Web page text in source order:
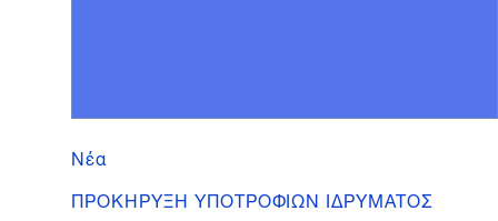
Νέα
ΠΡΟΚΗΡΥΞΗ ΥΠΟΤΡΟΦΙΩΝ ΙΔΡΥΜΑΤΟΣ